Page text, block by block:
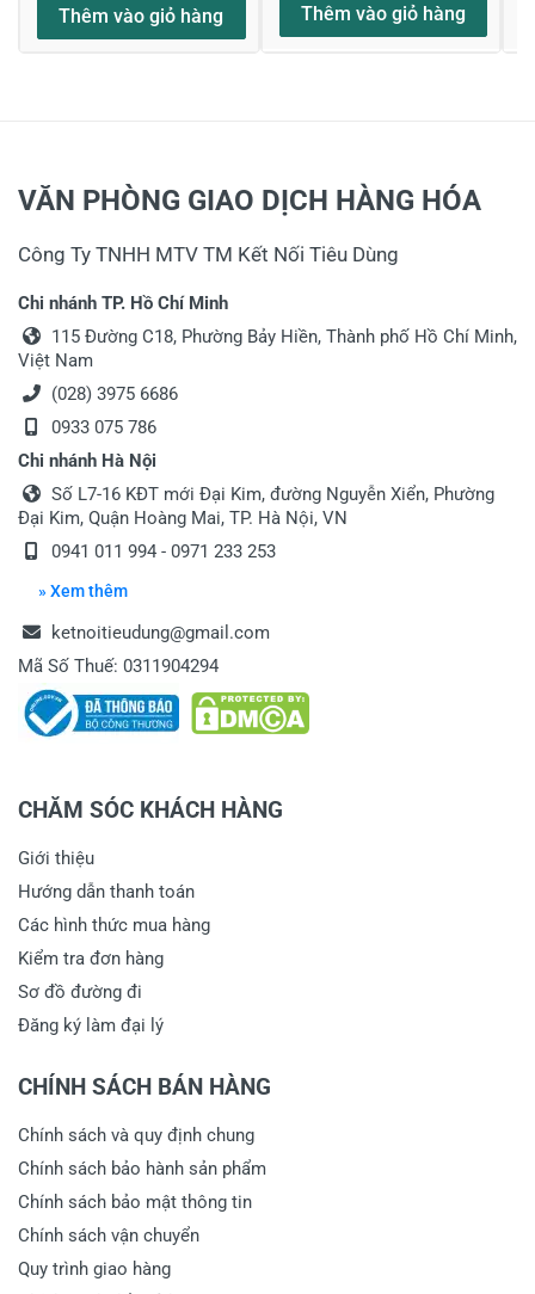
Thêm vào giỏ hàng Thêm vào giỏ hàng
VĂN PHÒNG GIAO DỊCH HÀNG HÓA
Công Ty TNHH MTV TM Kết Nối Tiêu Dùng
Chi nhánh TP. Hồ Chí Minh
115 Đường C18, Phường Bảy Hiền, Thành phố Hồ Chí Minh,
Việt Nam
(028) 3975 6686
0933 075 786
Chi nhánh Hà Nội
Số L7-16 KĐT mới Đại Kim, đường Nguyễn Xiển, Phường
Đại Kim, Quận Hoàng Mai, TP. Hà Nội, VN
0941 011 994 - 0971 233 253
» Xem thêm
ketnoitieudung@gmail.com
Mã Số Thuế: 0311904294
CHĂM SÓC KHÁCH HÀNG
Giới thiệu
Hướng dẫn thanh toán
Các hình thức mua hàng
Kiểm tra đơn hàng
Sơ đồ đường đi
Đăng ký làm đại lý
CHÍNH SÁCH BÁN HÀNG
Chính sách và quy định chung
Chính sách bảo hành sản phẩm
Chính sách bảo mật thông tin
Chính sách vận chuyển
Quy trình giao hàng